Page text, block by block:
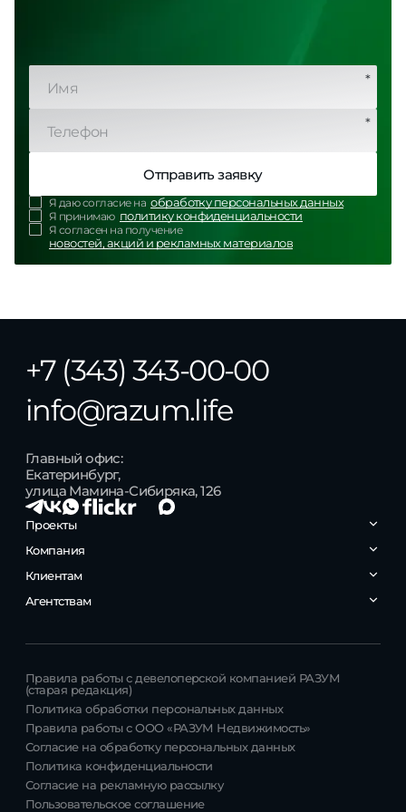
*
*
Отправить заявку
Я даю согласие наобработку персональных данных
Я принимаю политику конфиденциальности
Я согласен на получение
новостей, акций и рекламных материалов
+7 (343) 343-00-00
info@razum.life
Главный офис:
Екатеринбург,
улица Мамина-Сибиряка, 126
Проекты
РАЗУМ на Уктусе
РАЗУМ на Курчатова
РАЗУМ в Академическом
РАЗУМ на Матвеева
РАЗУМ на Малышева
РАЗУМ на Титова
Компания
Контакты
О компании
Карьера
Клиентам
Личный кабинет
Агентствам
Правила работы с девелоперской компанией РАЗУМ
(старая редакция)
Политика обработки персональных данных
Правила работы с ООО «РАЗУМ Недвижимость»
Согласие на обработку персональных данных
Политика конфиденциальности
Согласие на рекламную рассылку
Пользовательское соглашение